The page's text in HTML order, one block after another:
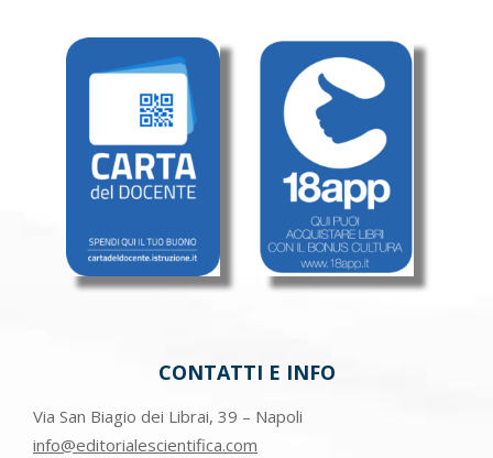
CONTATTI E INFO
Via San Biagio dei Librai, 39 – Napoli
info@editorialescientifica.com